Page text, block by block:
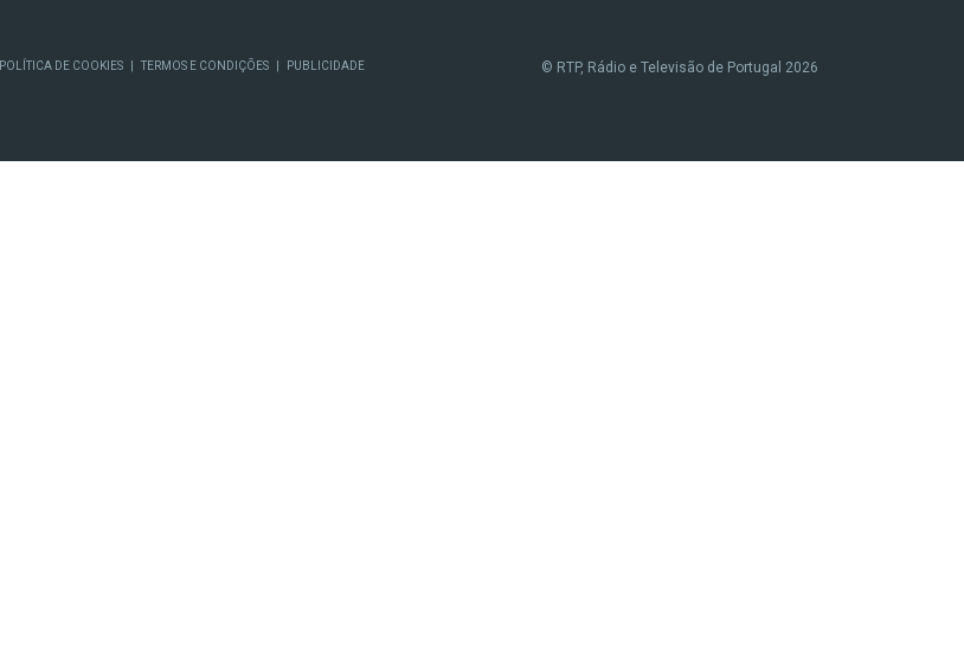
POLÍTICA DE COOKIES TERMOS E CONDIÇÕES PUBLICIDADE © RTP, Rádio e Televisão de Portugal 2026